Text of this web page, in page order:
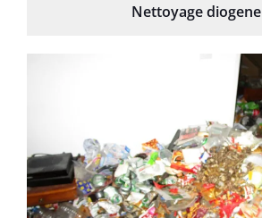
Nettoyage diogene